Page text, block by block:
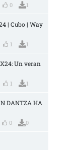
0 1
| Cubo | Way
1 1
Un veran
1 1
DANTZA HA
0 0